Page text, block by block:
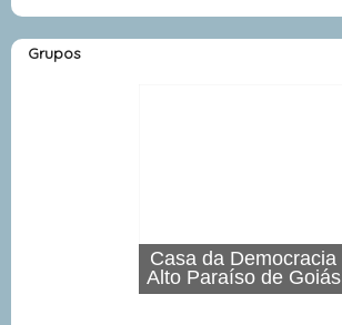
Grupos
Casa da Democracia
Alto Paraíso de Goiás